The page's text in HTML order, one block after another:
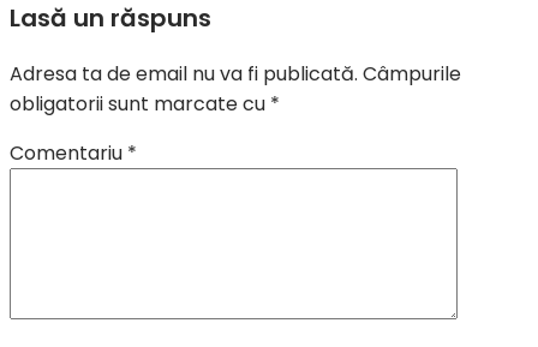
Lasă un răspuns
Adresa ta de email nu va fi publicată. Câmpurile
obligatorii sunt marcate cu *
Comentariu *